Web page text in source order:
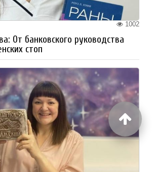
1002
От банковского руководства
стоп